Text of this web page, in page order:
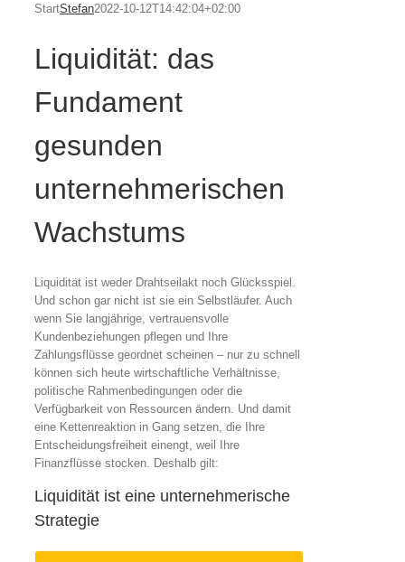
StartStefan2022-10-12T14:42:04+02:00
Liquidität: das
Fundament
gesunden
unternehmerischen
Wachstums
Liquidität ist weder Drahtseilakt noch Glücksspiel.
Und schon gar nicht ist sie ein Selbstläufer. Auch
wenn Sie langjährige, vertrauensvolle
Kundenbeziehungen pflegen und Ihre
Zahlungsflüsse geordnet scheinen – nur zu schnell
können sich heute wirtschaftliche Verhältnisse,
politische Rahmenbedingungen oder die
Verfügbarkeit von Ressourcen ändern. Und damit
eine Kettenreaktion in Gang setzen, die Ihre
Entscheidungsfreiheit einengt, weil Ihre
Finanzflüsse stocken. Deshalb gilt:
Liquidität ist eine unternehmerische
Strategie